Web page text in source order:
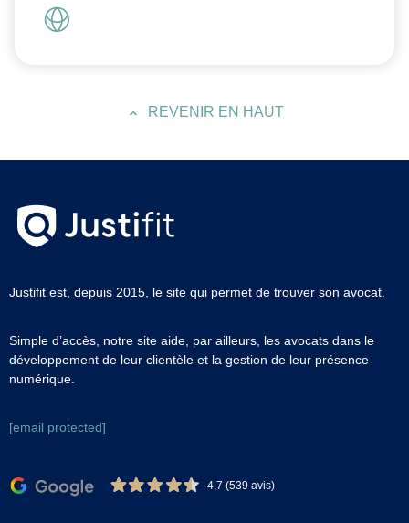
REVENIR EN HAUT
Justifit est, depuis 2015, le site qui permet de trouver son avocat.
Simple d’accès, notre site aide, par ailleurs, les avocats dans le
développement de leur clientèle et la gestion de leur présence
numérique.
[email protected]
4,7 (539 avis)